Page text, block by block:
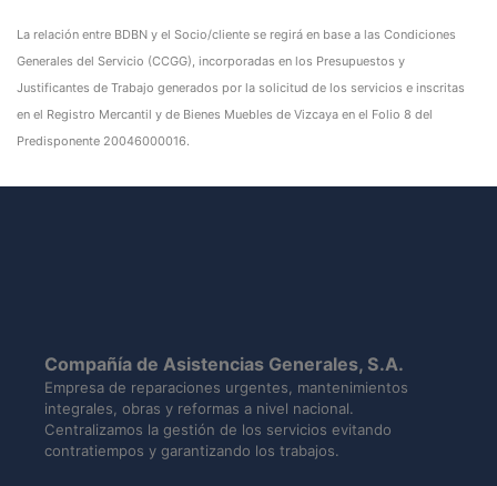
La relación entre BDBN y el Socio/cliente se regirá en base a las Condiciones
Generales del Servicio (CCGG), incorporadas en los Presupuestos y
Justificantes de Trabajo generados por la solicitud de los servicios e inscritas
en el Registro Mercantil y de Bienes Muebles de Vizcaya en el Folio 8 del
Predisponente 20046000016.
Compañía de Asistencias Generales, S.A.
Empresa de reparaciones urgentes, mantenimientos
integrales, obras y reformas a nivel nacional.
Centralizamos la gestión de los servicios evitando
contratiempos y garantizando los trabajos.